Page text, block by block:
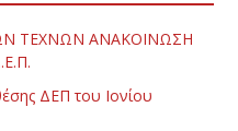
ΤΕΧΝΩΝ ΑΝΑΚΟΙΝΩΣΗ
ΔΕΠ του Ιονίου